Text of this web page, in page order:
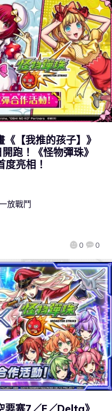
《【我推的孩子】》
跑！《怪物彈珠》
亮相！
0 0
放戰鬥